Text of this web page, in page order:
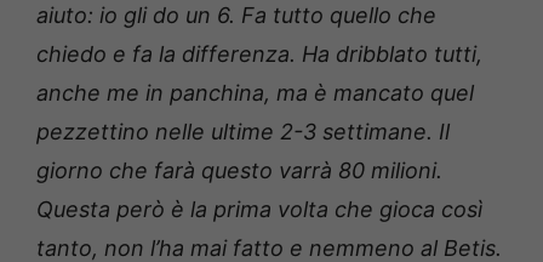
aiuto: io gli do un 6. Fa tutto quello che
chiedo e fa la differenza. Ha dribblato tutti,
anche me in panchina, ma è mancato quel
pezzettino nelle ultime 2-3 settimane. Il
giorno che farà questo varrà 80 milioni.
Questa però è la prima volta che gioca così
tanto, non l’ha mai fatto e nemmeno al Betis.